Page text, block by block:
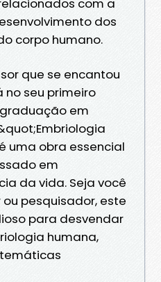
com a
dos
corpo humano.
que se encantou
no seu primeiro
em
uma obra essencial
em
da vida. Seja você
pesquisador, este
para desvendar
humana,